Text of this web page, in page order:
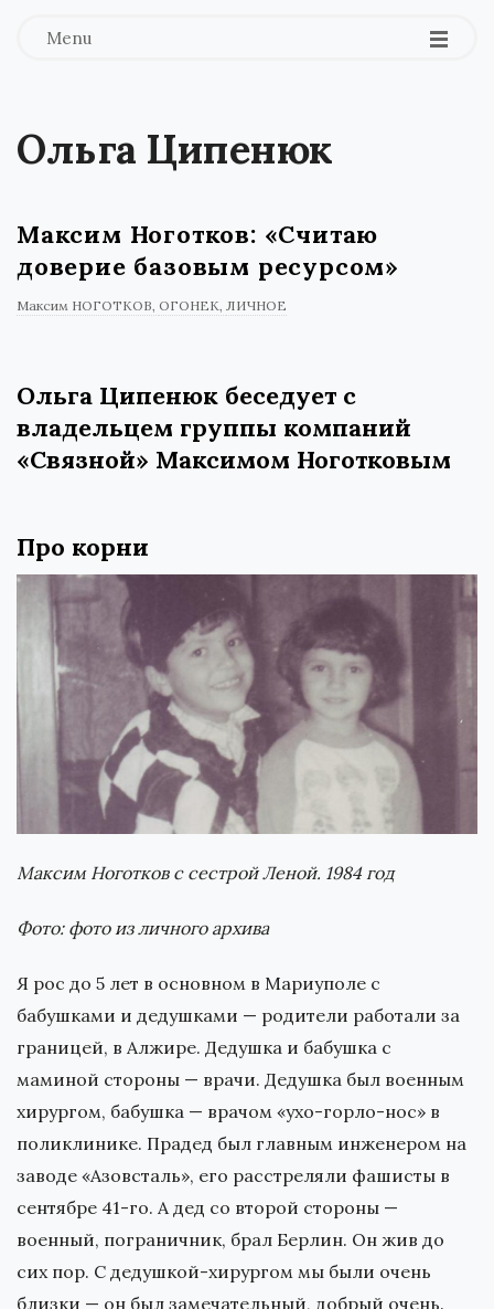
Menu
Ольга Ципенюк
Максим Ноготков: «Считаю
доверие базовым ресурсом»
Максим НОГОТКОВ ОГОНЕК ЛИЧНОЕ
Ольга Ципенюк беседует с
владельцем группы компаний
«Связной» Максимом Ноготковым
Про корни
Максим Ноготков с сестрой Леной. 1984 год
Фото: фото из личного архива
Я рос до 5 лет в основном в Мариуполе с
бабушками и дедушками — родители работали за
границей, в Алжире. Дедушка и бабушка с
маминой стороны — врачи. Дедушка был военным
хирургом, бабушка — врачом «ухо-горло-нос» в
поликлинике. Прадед был главным инженером на
заводе «Азовсталь», его расстреляли фашисты в
сентябре 41-го. А дед со второй стороны —
военный, пограничник, брал Берлин. Он жив до
сих пор. С дедушкой-хирургом мы были очень
близки — он был замечательный, добрый очень.